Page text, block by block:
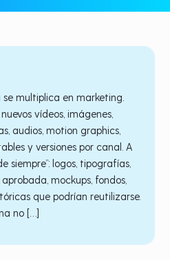
multiplica en marketing.
vídeos, imágenes,
audios, motion graphics,
y versiones por canal. A
siempre”: logos, tipografías,
mockups, fondos,
que podrían reutilizarse.
no […]